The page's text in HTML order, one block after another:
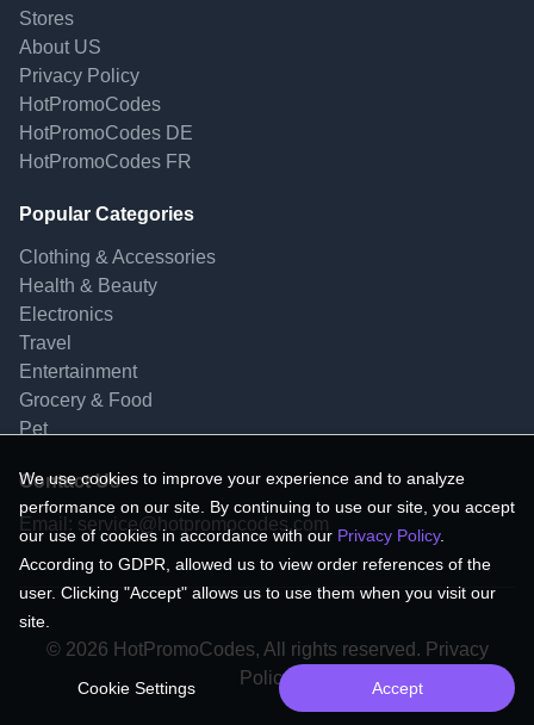
Stores
About US
Privacy Policy
HotPromoCodes
HotPromoCodes DE
HotPromoCodes FR
Popular Categories
Clothing & Accessories
Health & Beauty
Electronics
Travel
Entertainment
Grocery & Food
Pet
Contact Us
Email: service@hotpromocodes.com
© 2026 HotPromoCodes, All rights reserved. Privacy
Policy.
We use cookies to improve your experience and to analyze
performance on our site. By continuing to use our site, you accept
our use of cookies in accordance with our Privacy Policy.
According to GDPR, allowed us to view order references of the
user. Clicking "Accept" allows us to use them when you visit our
site.
Cookie Settings Accept